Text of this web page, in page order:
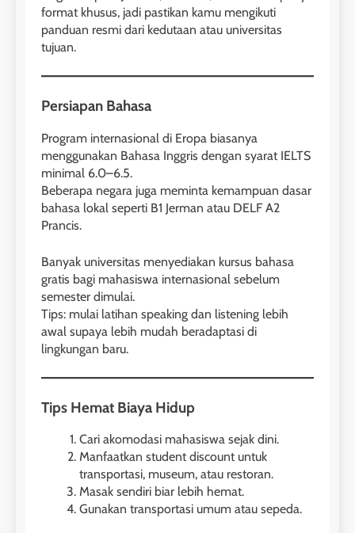
format khusus, jadi pastikan kamu mengikuti
panduan resmi dari kedutaan atau universitas
tujuan.
Persiapan Bahasa
Program internasional di Eropa biasanya
menggunakan Bahasa Inggris dengan syarat IELTS
minimal 6.0–6.5.
Beberapa negara juga meminta kemampuan dasar
bahasa lokal seperti B1 Jerman atau DELF A2
Prancis.
Banyak universitas menyediakan kursus bahasa
gratis bagi mahasiswa internasional sebelum
semester dimulai.
Tips: mulai latihan speaking dan listening lebih
awal supaya lebih mudah beradaptasi di
lingkungan baru.
Tips Hemat Biaya Hidup
Cari akomodasi mahasiswa sejak dini.
Manfaatkan student discount untuk
transportasi, museum, atau restoran.
Masak sendiri biar lebih hemat.
Gunakan transportasi umum atau sepeda.